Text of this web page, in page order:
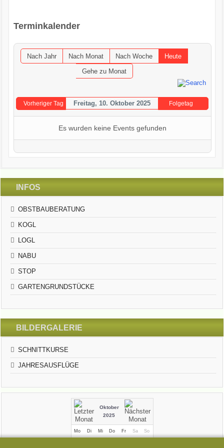
UNSER VEREIN
KONTAKT
Terminkalender
Nach Jahr Nach Monat Nach Woche
Heute
Gehe zu Monat
Vorheriger Tag Freitag, 10. Oktober 2025 Folgetag
Es wurden keine Events gefunden
INFOS
OBSTBAUBERATUNG
KOGL
LOGL
NABU
STOP
GARTENGRUNDSTÜCKE
BILDERGALERIE
SCHNITTKURSE
JAHRESAUSFLÜGE
Oktober
2025
Mo Di Mi Do Fr Sa So